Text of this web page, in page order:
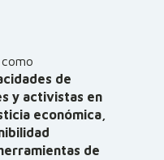
de
y activistas en
económica,
herramientas de